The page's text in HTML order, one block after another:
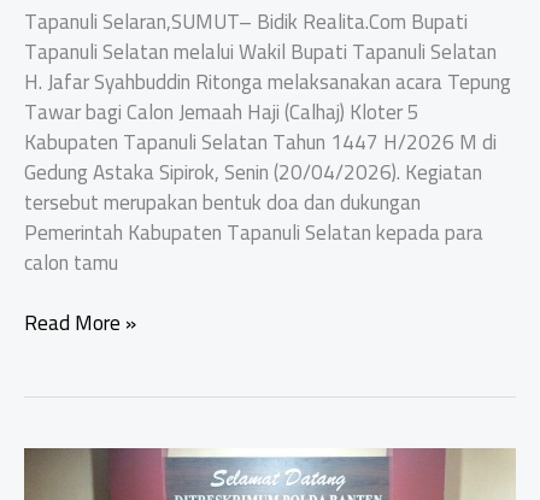
Tapanuli Selaran,SUMUT– Bidik Realita.Com Bupati
Tapanuli Selatan melalui Wakil Bupati Tapanuli Selatan
H. Jafar Syahbuddin Ritonga melaksanakan acara Tepung
Tawar bagi Calon Jemaah Haji (Calhaj) Kloter 5
Kabupaten Tapanuli Selatan Tahun 1447 H/2026 M di
Gedung Astaka Sipirok, Senin (20/04/2026). Kegiatan
tersebut merupakan bentuk doa dan dukungan
Pemerintah Kabupaten Tapanuli Selatan kepada para
calon tamu
Bupati
130
Calon
Read More »